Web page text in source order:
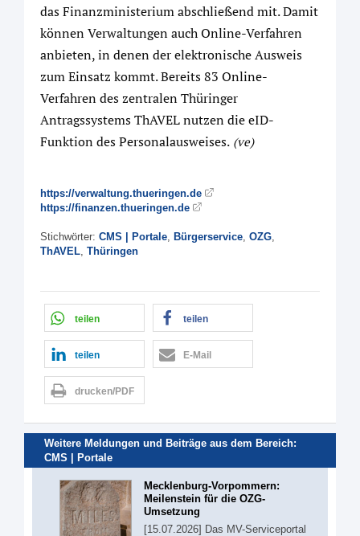
das Finanzministerium abschließend mit. Damit
können Verwaltungen auch Online-Verfahren
anbieten, in denen der elektronische Ausweis
zum Einsatz kommt. Bereits 83 Online-
Verfahren des zentralen Thüringer
Antragssystems ThAVEL nutzen die eID-
Funktion des Personalausweises. (ve)
https://verwaltung.thueringen.de
https://finanzen.thueringen.de
Stichwörter: CMS | Portale, Bürgerservice, OZG,
ThAVEL, Thüringen
teilen teilen
teilen E-Mail
drucken/PDF
Weitere Meldungen und Beiträge aus dem Bereich:
CMS | Portale
Mecklenburg-Vorpommern:
Meilenstein für die OZG-
Umsetzung
[15.07.2026] Das MV-Serviceportal